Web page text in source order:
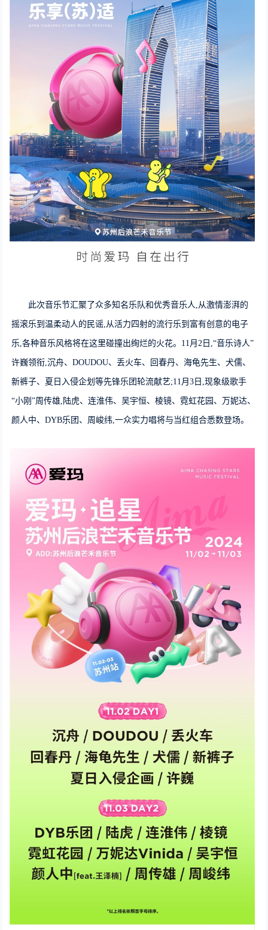
此次音乐节汇聚了众多知名乐队和优秀音乐人,从激情澎湃的
摇滚乐到温柔动人的民谣,从活力四射的流行乐到富有创意的电子
乐,各种音乐风格将在这里碰撞出绚烂的火花。11月2日,“音乐诗人”
许巍领衔,沉舟、DOUDOU、丢火车、回春丹、海龟先生、犬儒、
新裤子、夏日入侵企划等先锋乐团轮流献艺;11月3日,现象级歌手
“小刚”周传雄,陆虎、连淮伟、吴宇恒、棱镜、霓虹花园、万妮达、
颜人中、DYB乐团、周峻纬,一众实力唱将与当红组合悉数登场。